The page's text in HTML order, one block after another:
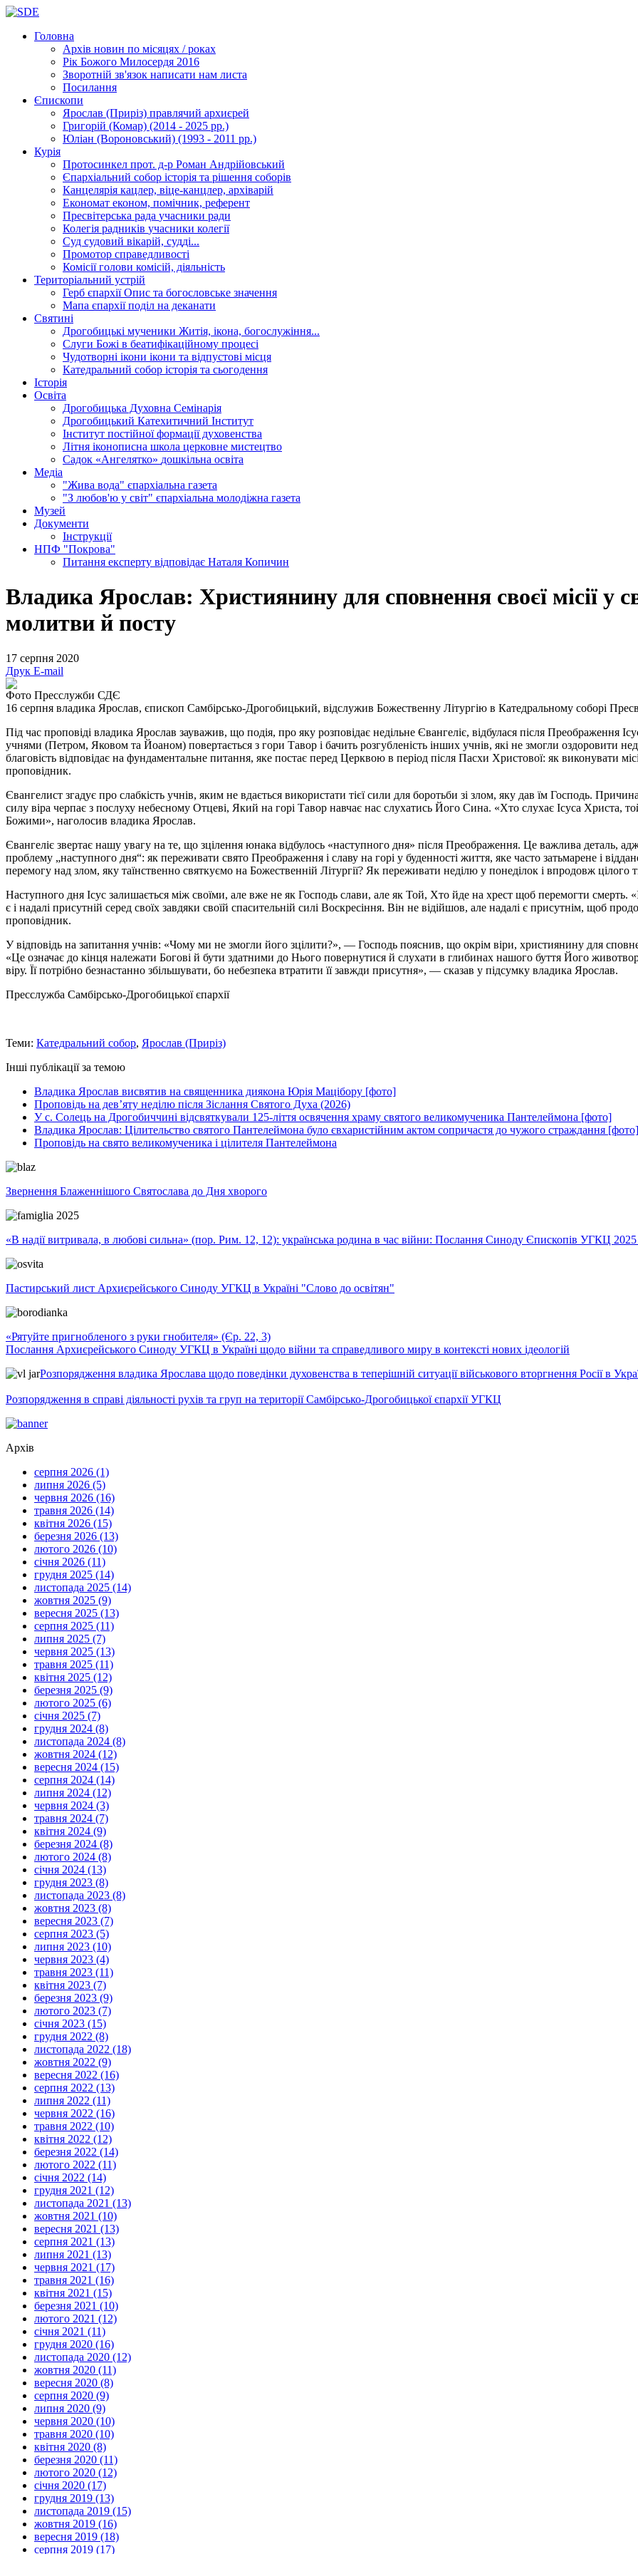
Головна
Архів новин по місяцях / роках
Рік Божого Милосердя 2016
Зворотній зв'язок написати нам листа
Посилання
Єпископи
Ярослав (Приріз) правлячий архиєрей
Григорій (Комар) (2014 - 2025 рр.)
Юліан (Вороновський) (1993 - 2011 рр.)
Курія
Протосинкел прот. д-р Роман Андрійовський
Єпархіальний собор історія та рішення соборів
Канцелярія кацлер, віце-канцлер, архіварій
Економат економ, помічник, референт
Пресвітерська рада учасники ради
Колегія радників учасники колегії
Суд судовий вікарій, судді...
Промотор справедливості
Комісіїголови комісій, діяльність
Територіальний устрій
Герб єпархіїОпис та богословське значення
Мапа єпархіїподіл на деканати
Святині
Дрогобицькі мученики Житія, ікона, богослужіння...
Слуги Божі в беатифікаційному процесі
Чудотворні ікони ікони та відпустові місця
Катедральний собор історія та сьогодення
Історія
Освіта
Дрогобицька Духовна Семінарія
Дрогобицький Катехитичний Інститут
Інститут постійної формації духовенства
Літня іконописна школа церковне мистецтво
Садок «Ангелятко» дошкільна освіта
Медіа
"Жива вода" єпархіальна газета
"З любов'ю у світ" єпархіальна молодіжна газета
Музей
Документи
Інструкції
НПФ "Покрова"
Питання експерту відповідає Наталя Копичин
Владика Ярослав: Християнину для сповнення своєї місії у
молитви й посту
17 серпня 2020
Друк E-mail
Фото Пресслужби СДЄ
16 серпня владика Ярослав, єпископ Самбірсько-Дрогобицький, відслужив Божественну Літургію в Катедральному соборі
Під час проповіді владика Ярослав зауважив, що подія, про яку розповідає недільне Євангеліє, відбулася після Преображення
учнями (Петром, Яковом та Йоаном) повертається з гори Тавор і бачить розгубленість інших учнів, які не змогли оздоровити
благовість відповідає на фундаментальне питання, яке постає перед Церквою в період після Пасхи Христової: як виконувати
проповідник.
Євангелист згадує про слабкість учнів, яким не вдається використати тієї сили для боротьби зі злом, яку дав їм Господь.
силу віра черпає з послуху небесному Отцеві, Який на горі Тавор навчає нас слухатись Його Сина. «Хто слухає Ісуса Христа,
Божими», наголосив владика Ярослав.
Євангеліє звертає нашу увагу на те, що зцілення юнака відбулось «наступного дня» після Преображення. Це важлива деталь,
проблему „наступного дня“: як переживати свято Преображення і славу на горі у буденності життя, яке часто затьмарене і
перемогу над злом, яку таїнственно святкуємо на Божественній Літургії? Як переживати неділю у понеділок і впродовж
Наступного дня Ісус залишається між своїми, але вже не як Господь слави, але як Той, Хто йде на хрест щоб перемогти смерть.
є і надалі присутній серед своїх завдяки своїй спасительній силі Воскресіння. Він не відійшов, але надалі є присутнім, щоб
проповідник.
У відповідь на запитання учнів: «Чому ми не змогли його зцілити?», — Господь пояснив, що окрім віри, християнину для
«Це означає до кінця належати Богові й бути здатними до Нього повернутися й слухати в глибинах нашого буття Його
віру. Її потрібно безнастанно збільшувати, бо небезпека втратити її завжди присутня», — сказав у підсумку владика Ярослав.
Пресслужба Самбірсько-Дрогобицької єпархії
Теми: Катедральний собор, Ярослав (Приріз)
Інші публікації за темою
Владика Ярослав висвятив на священника диякона Юрія Мацібору [фото]
Проповідь на дев’яту неділю після Зіслання Святого Духа (2026)
У с. Солець на Дрогобиччині відсвяткували 125-ліття освячення храму святого великомученика Пантелеймона [фото]
Владика Ярослав: Цілительство святого Пантелеймона було євхаристійним актом сопричастя до чужого страждання [фото]
Проповідь на свято великомученика і цілителя Пантелеймона
Звернення Блаженнішого Святослава до Дня хворого
«В надії витривала, в любові сильна» (пор. Рим. 12, 12): українська родина в час війни: Послання Синоду Єпископів УГКЦ
Пастирський лист Архиєрейського Синоду УГКЦ в Україні "Слово до освітян"
«Рятуйте пригнобленого з руки гнобителя» (Єр. 22, 3)
Послання Архиєрейського Синоду УГКЦ в Україні щодо війни та справедливого миру в контексті нових ідеологій
Розпорядження владика Ярослава щодо поведінки духовенства в теперішній ситуації військового вторгнення Росії в
Розпорядження в справі діяльності рухів та груп на території Самбірсько-Дрогобицької єпархії УГКЦ
Архів
серпня 2026 (1)
липня 2026 (5)
червня 2026 (16)
травня 2026 (14)
квітня 2026 (15)
березня 2026 (13)
лютого 2026 (10)
січня 2026 (11)
грудня 2025 (14)
листопада 2025 (14)
жовтня 2025 (9)
вересня 2025 (13)
серпня 2025 (11)
липня 2025 (7)
червня 2025 (13)
травня 2025 (11)
квітня 2025 (12)
березня 2025 (9)
лютого 2025 (6)
січня 2025 (7)
грудня 2024 (8)
листопада 2024 (8)
жовтня 2024 (12)
вересня 2024 (15)
серпня 2024 (14)
липня 2024 (12)
червня 2024 (3)
травня 2024 (7)
квітня 2024 (9)
березня 2024 (8)
лютого 2024 (8)
січня 2024 (13)
грудня 2023 (8)
листопада 2023 (8)
жовтня 2023 (8)
вересня 2023 (7)
серпня 2023 (5)
липня 2023 (10)
червня 2023 (4)
травня 2023 (11)
квітня 2023 (7)
березня 2023 (9)
лютого 2023 (7)
січня 2023 (15)
грудня 2022 (8)
листопада 2022 (18)
жовтня 2022 (9)
вересня 2022 (16)
серпня 2022 (13)
липня 2022 (11)
червня 2022 (16)
травня 2022 (10)
квітня 2022 (12)
березня 2022 (14)
лютого 2022 (11)
січня 2022 (14)
грудня 2021 (12)
листопада 2021 (13)
жовтня 2021 (10)
вересня 2021 (13)
серпня 2021 (13)
липня 2021 (13)
червня 2021 (17)
травня 2021 (16)
квітня 2021 (15)
березня 2021 (10)
лютого 2021 (12)
січня 2021 (11)
грудня 2020 (16)
листопада 2020 (12)
жовтня 2020 (11)
вересня 2020 (8)
серпня 2020 (9)
липня 2020 (9)
червня 2020 (10)
травня 2020 (10)
квітня 2020 (8)
березня 2020 (11)
лютого 2020 (12)
січня 2020 (17)
грудня 2019 (13)
листопада 2019 (15)
жовтня 2019 (16)
вересня 2019 (18)
серпня 2019 (17)